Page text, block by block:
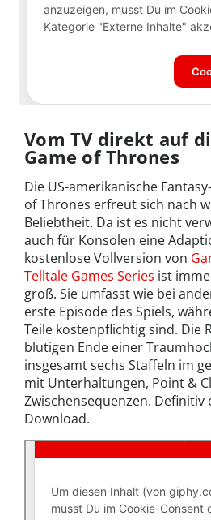
Vom TV direkt auf
Game of Thrones
Die US-amerikanische
of Thrones erfreut sich nach
Beliebtheit. Da ist es nicht
auch für Konsolen eine
kostenlose Vollversion von
Telltale Games Series ist
groß. Sie umfasst wie bei
erste Episode des Spiels,
Teile kostenpflichtig sind. Die
blutigen Ende einer
insgesamt sechs Staffeln im
mit Unterhaltungen, Point &
Zwischensequenzen.
Download.